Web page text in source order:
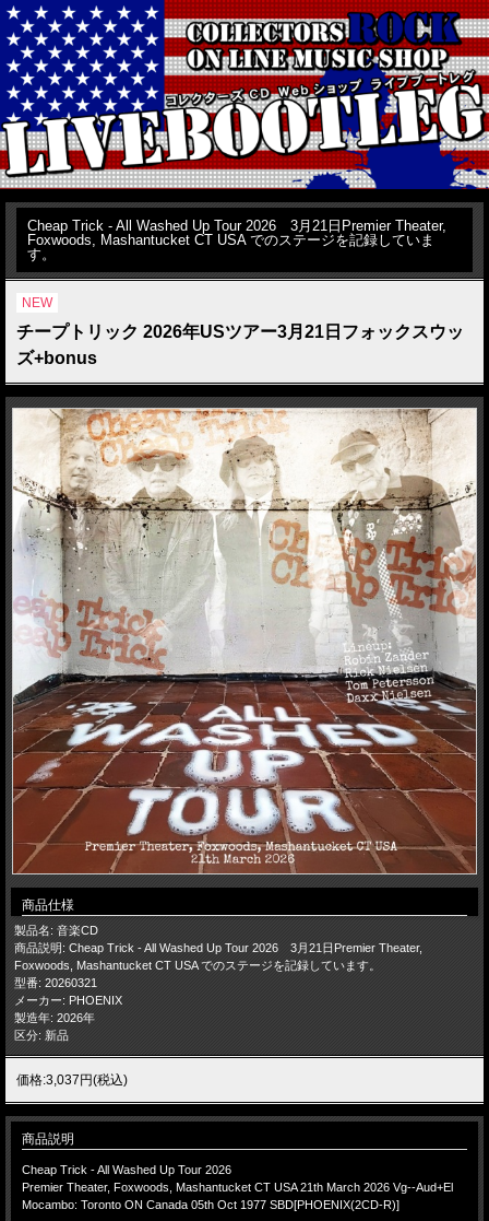
Cheap Trick - All Washed Up Tour 2026 3月21日Premier Theater,
Foxwoods, Mashantucket CT USA でのステージを記録していま
す。
NEW
チープトリック 2026年USツアー3月21日フォックスウッ
ズ+bonus
商品仕様
製品名: 音楽CD
商品説明: Cheap Trick - All Washed Up Tour 2026 3月21日Premier Theater,
Foxwoods, Mashantucket CT USA でのステージを記録しています。
型番: 20260321
メーカー: PHOENIX
製造年: 2026年
区分: 新品
価格:3,037円(税込)
商品説明
Cheap Trick - All Washed Up Tour 2026
Premier Theater, Foxwoods, Mashantucket CT USA 21th March 2026 Vg--Aud+El
Mocambo: Toronto ON Canada 05th Oct 1977 SBD[PHOENIX(2CD-R)]